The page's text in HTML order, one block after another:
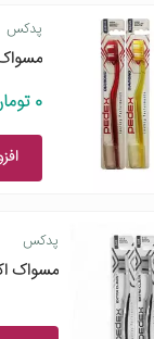
پدکس
0 تومان
پدکس
مسواک